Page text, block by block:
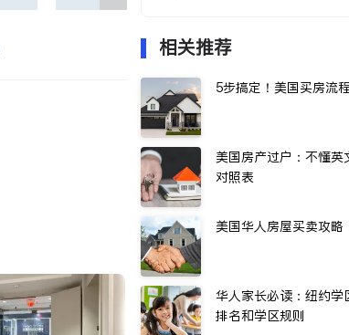
相关推荐
5步搞定！美国买房流
美国房产过户：不懂
对照表
美国华人房屋买卖攻
华人家长必读：纽约
排名和学区规则